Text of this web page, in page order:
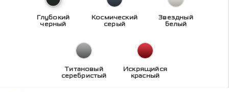
Глубокий
черный
Космический
серый
Звездный
белый
Титановый
серебристый
Искрящийся
красный